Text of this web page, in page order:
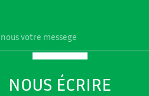
NOUS ÉCRIRE